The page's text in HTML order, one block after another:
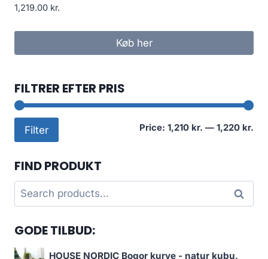
1,219.00 kr.
Køb her
FILTRER EFTER PRIS
Filter Price: 1,210 kr. — 1,220 kr.
FIND PRODUKT
Search
for:
Search
GODE TILBUD:
HOUSE NORDIC Bogor kurve - natur kubu,